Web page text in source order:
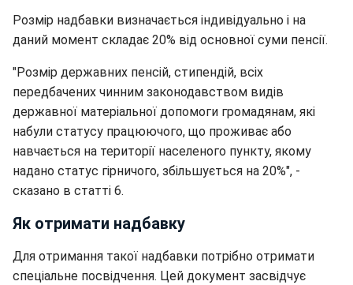
Розмір надбавки визначається індивідуально і на
даний момент складає 20% від основної суми пенсії.
"Розмір державних пенсій, стипендій, всіх
передбачених чинним законодавством видів
державної матеріальної допомоги громадянам, які
набули статусу працюючого, що проживає або
навчається на території населеного пункту, якому
надано статус гірничого, збільшується на 20%", -
сказано в статті 6.
Як отримати надбавку
Для отримання такої надбавки потрібно отримати
спеціальне посвідчення. Цей документ засвідчує